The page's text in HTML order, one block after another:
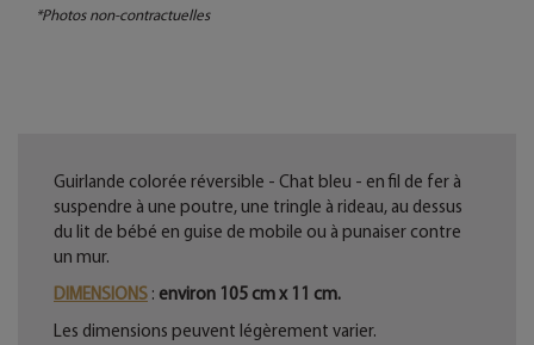
*Photos non-contractuelles
Guirlande colorée réversible - Chat bleu - en fil de fer à
suspendre à une poutre, une tringle à rideau, au dessus
du lit de bébé en guise de mobile ou à punaiser contre
un mur.
DIMENSIONS : environ 105 cm x 11 cm.
Les dimensions peuvent légèrement varier.